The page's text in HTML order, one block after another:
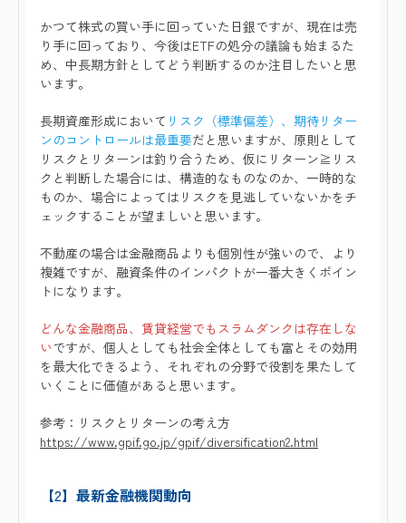
かつて株式の買い手に回っていた日銀ですが、現在は売
り手に回っており、今後はETFの処分の議論も始まるた
め、中長期方針としてどう判断するのか注目したいと思
います。
長期資産形成において リスク（標準偏差）、期待リター
ンのコントロールは最重要だと思いますが、原則として
リスクとリターンは釣り合うため、仮にリターン≧リス
クと判断した場合には、構造的なものなのか、一時的な
ものか、場合によってはリスクを見逃していないかをチ
ェックすることが望ましいと思います。
不動産の場合は金融商品よりも個別性が強いので、より
複雑ですが、融資条件のインパクトが一番大きくポイン
トになります。
どんな金融商品、賃貸経営でもスラムダンクは存在しな
いですが、個人としても社会全体としても富とその効用
を最大化できるよう、それぞれの分野で役割を果たして
いくことに価値があると思います。
参考：リスクとリターンの考え方
https://www.gpif.go.jp/gpif/diversification2.html
【2】 最新金融機関動向